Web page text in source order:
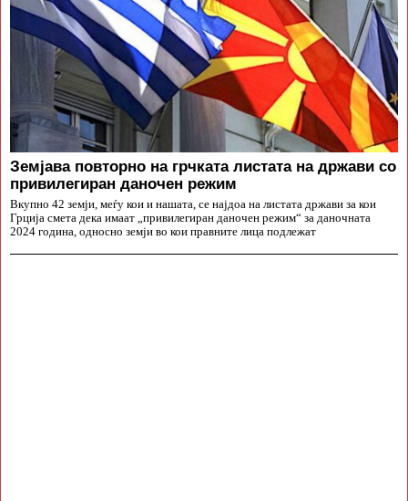
Земјава повторно на грчката листата на држави со
привилегиран даночен режим
Вкупно 42 земји, меѓу кои и нашата, се најдоа на листата држави за кои
Грција смета дека имаат „привилегиран даночен режим“ за даночната
2024 година, односно земји во кои правните лица подлежат